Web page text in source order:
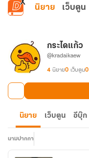
ข้ามไปยังเนื้อหาหลัก
นิยาย เว็บตูน
กระไดแก้ว
@kradaikaew
4 นิยาย0 เว็บตูน0
นิยาย เว็บตูน อีบุ๊ก
นามปากกา